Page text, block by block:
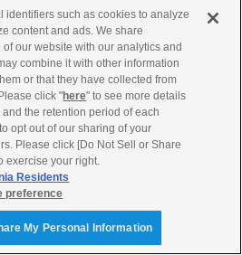
identifiers such as cookies to analyze
content and ads. We share
our website with our analytics and
combine it with other information
or that they have collected from
click "here" to see more details
the retention period of each
opt out of our sharing of your
Please click [Do Not Sell or Share
exercise your right.
Residents
preference
My Personal Information